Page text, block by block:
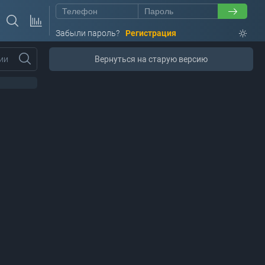
Забыли пароль? Регистрация
Вернуться на старую версию